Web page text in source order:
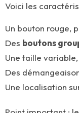
Voici les
Un bouton rouge,
Des boutons
Une taille
Des
Une localisation